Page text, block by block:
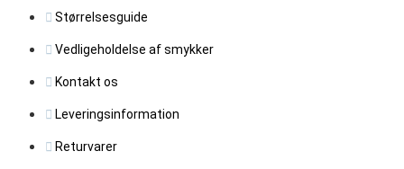
Størrelsesguide
Vedligeholdelse af smykker
Kontakt os
Leveringsinformation
Returvarer